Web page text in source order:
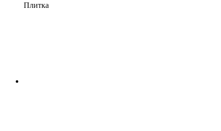
Плитка